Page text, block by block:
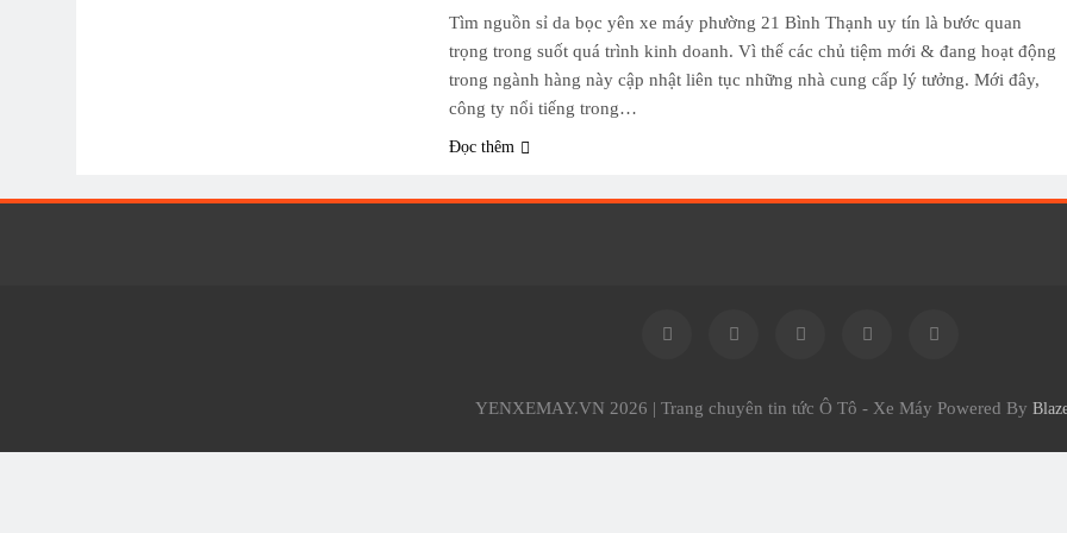
Tìm nguồn sỉ da bọc yên xe máy phường 21 Bình Thạnh uy tín là bước quan
trọng trong suốt quá trình kinh doanh. Vì thế các chủ tiệm mới & đang hoạt động
trong ngành hàng này cập nhật liên tục những nhà cung cấp lý tưởng. Mới đây,
công ty nổi tiếng trong…
Đọc thêm
YENXEMAY.VN 2026 | Trang chuyên tin tức Ô Tô - Xe Máy Powered By